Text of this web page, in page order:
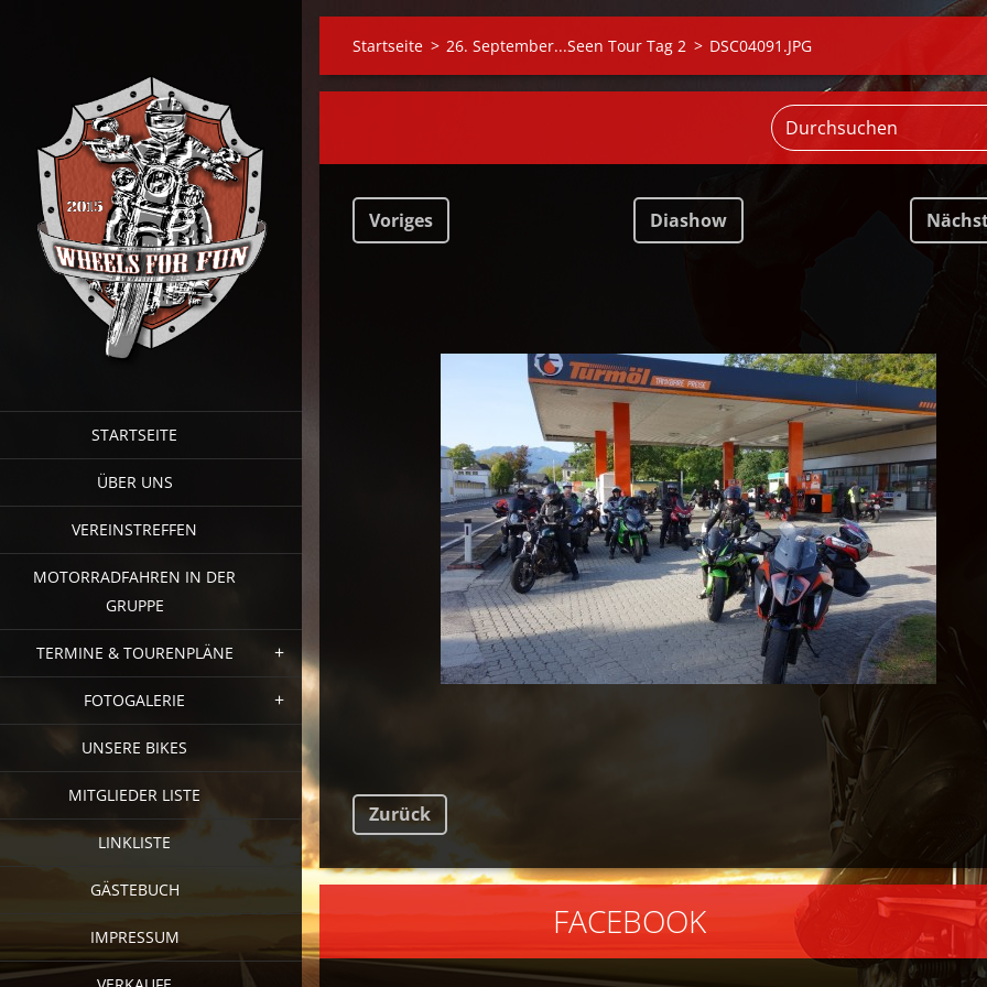
STARTSEITE
ÜBER UNS
VEREINSTREFFEN
MOTORRADFAHREN IN DER
GRUPPE
TERMINE & TOURENPLÄNE
FOTOGALERIE
UNSERE BIKES
MITGLIEDER LISTE
LINKLISTE
GÄSTEBUCH
IMPRESSUM
Startseite > 26. September...Seen Tour Tag 2 > DSC04091.JPG
Voriges Diashow
Zurück
FACEBOOK